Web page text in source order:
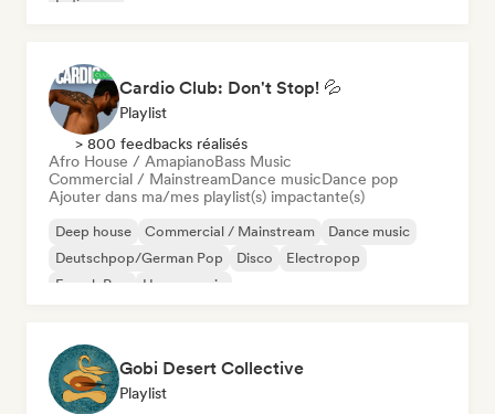
Indie pop
Cardio Club: Don't Stop! 💦
Playlist
> 800 feedbacks réalisés
Afro House / AmapianoBass Music
Commercial / MainstreamDance musicDance pop
Ajouter dans ma/mes playlist(s) impactante(s)
Deep house Commercial / Mainstream
Dance music
Deutschpop/German Pop
Disco
Electropop
French Pop
House music
Gobi Desert Collective
Playlist